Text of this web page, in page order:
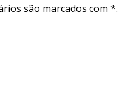
são marcados com *.